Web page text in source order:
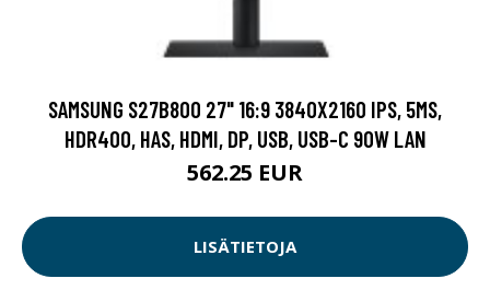
SAMSUNG S27B800 27" 16:9 3840X2160 IPS, 5MS,
HDR400, HAS, HDMI, DP, USB, USB-C 90W LAN
562.25 EUR
LISÄTIETOJA